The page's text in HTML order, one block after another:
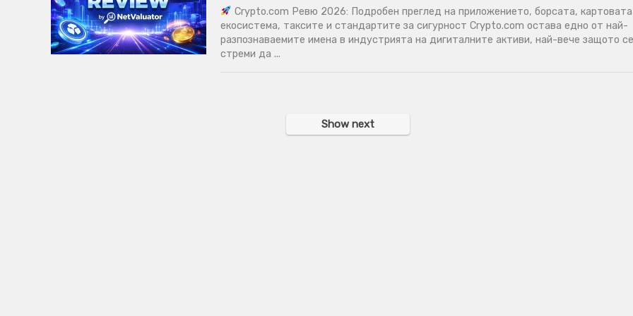
Crypto.com Ревю 2026: Подробен преглед на приложението, борсата, картовата
екосистема, таксите и стандартите за сигурност Crypto.com остава едно от най-
разпознаваемите имена в индустрията на дигиталните активи, най-вече защото се
стреми да ...
Show next